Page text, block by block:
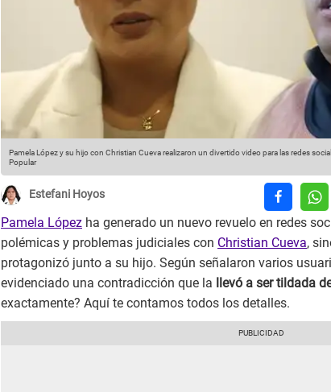
Pamela López y su hijo con Christian Cueva realizaron un divertido video para las redes
Popular
Estefani Hoyos
Pamela López ha generado un nuevo revuelo en redes
polémicas y problemas judiciales con Christian Cueva,
protagonizó junto a su hijo. Según señalaron varios
evidenciado una contradicción que la
llevó a ser tildada
exactamente? Aquí te contamos todos los detalles.